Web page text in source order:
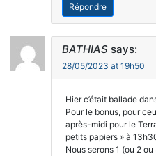
Répondre
BATHIAS says:
28/05/2023 at 19h50
Hier c’était ballade
Pour le bonus, pour
après-midi pour le
petits papiers » à
Nous serons 1 (ou 2